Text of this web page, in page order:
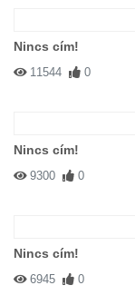
Nincs cím!
11544 0
Nincs cím!
9300 0
Nincs cím!
6945 0